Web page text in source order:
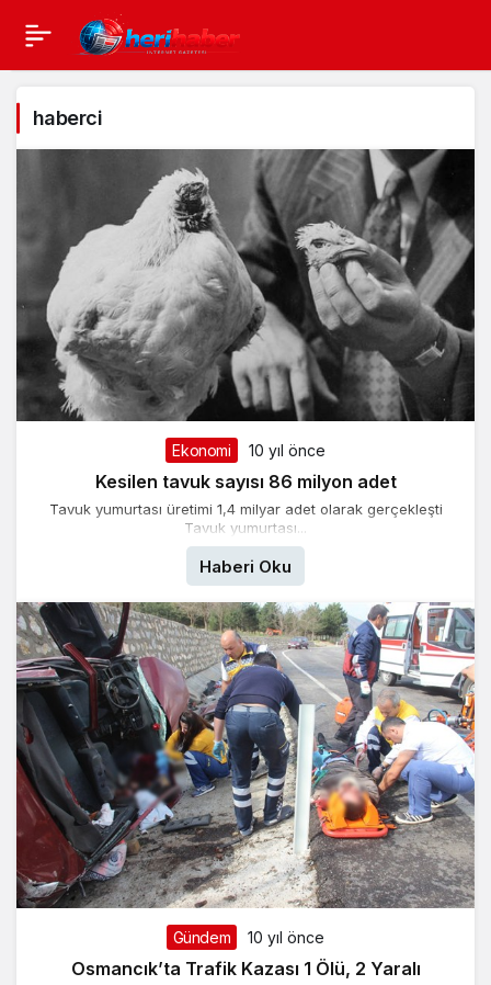
haberci
Ekonomi 10 yıl önce
Kesilen tavuk sayısı 86 milyon adet
Tavuk yumurtası üretimi 1,4 milyar adet olarak gerçekleşti
Tavuk yumurtası...
Haberi Oku
Gündem 10 yıl önce
Osmancık’ta Trafik Kazası 1 Ölü, 2 Yaralı